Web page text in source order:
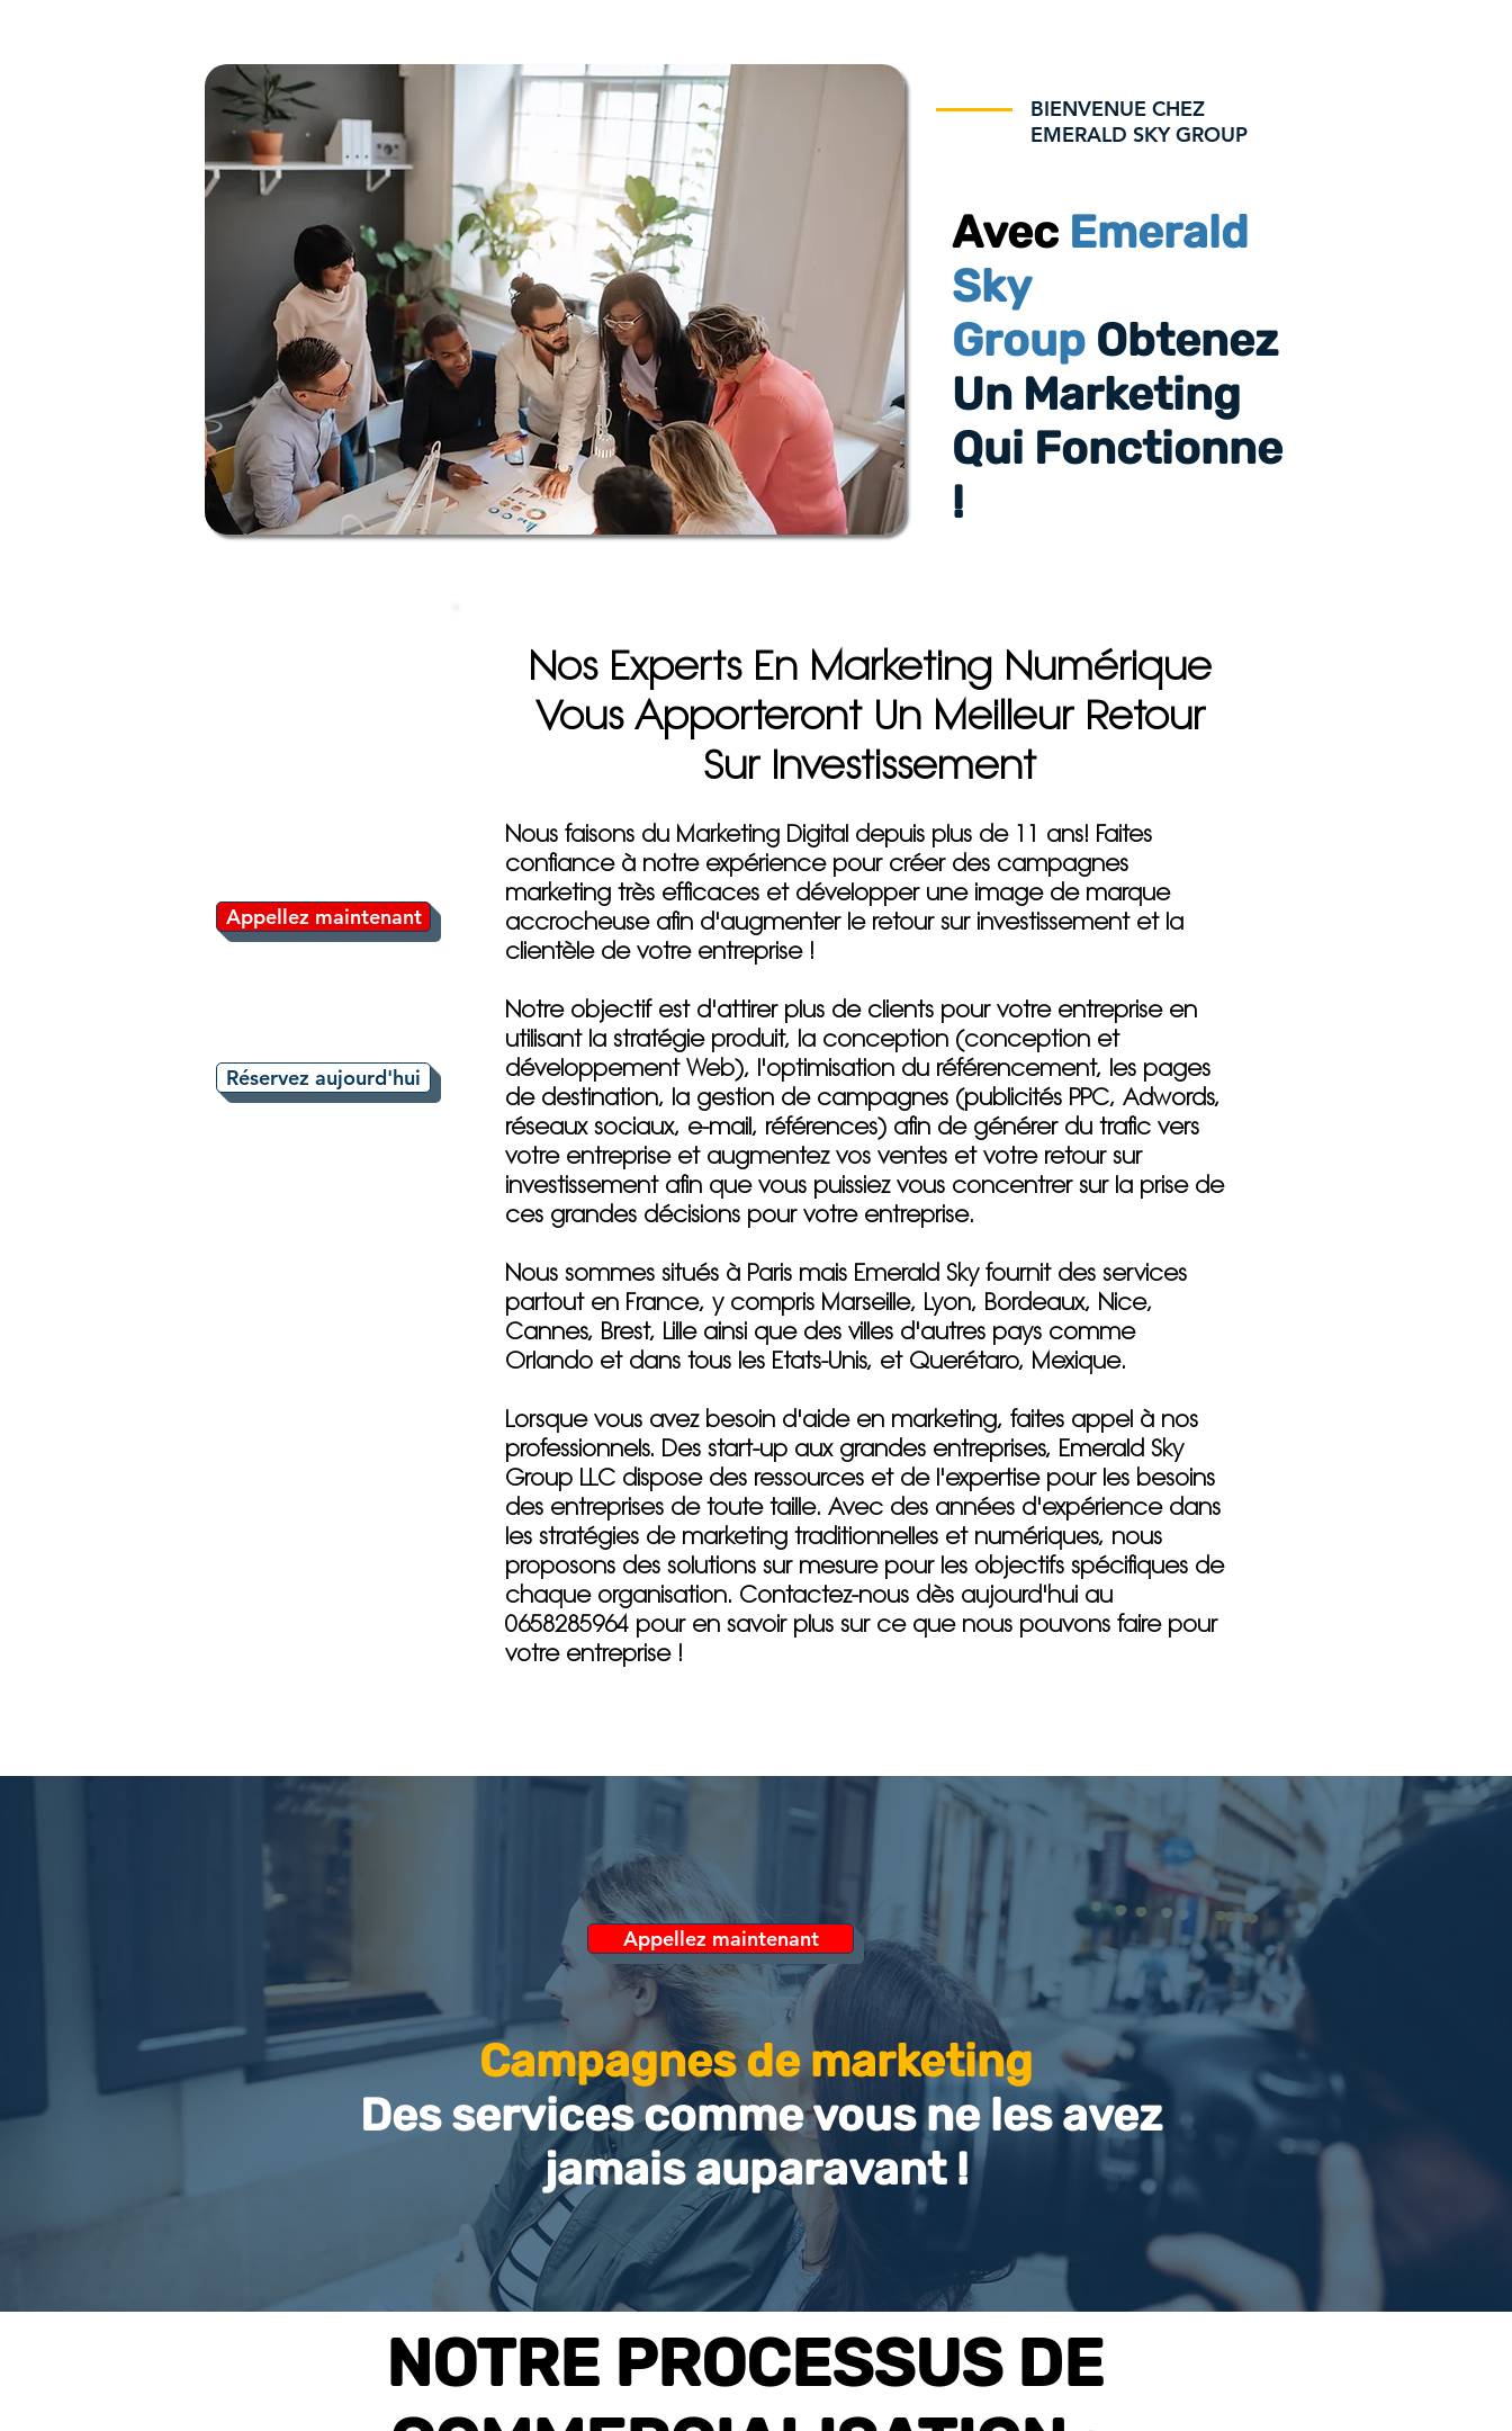
BIENVENUE CHEZ
EMERALD SKY GROUP
Avec Emerald
Sky
Group Obtenez
Un Marketing
Qui Fonctionne
!
Appellez maintenant
Réservez aujourd'hui
Nos Experts En Marketing Numérique
Vous Apporteront Un Meilleur Retour
Sur Investissement
Nous faisons du Marketing Digital depuis plus de 11 ans! Faites
confiance à notre expérience pour créer des campagnes
marketing très efficaces et développer une image de marque
accrocheuse afin d'augmenter le retour sur investissement et la
clientèle de votre entreprise !
Notre objectif est d'attirer plus de clients pour votre entrepriseen
utilisant la stratégie produit, la conception (conception et
développement Web), l'optimisation du référencement, les pages
de destination, la gestion de campagnes (publicités PPC, Adwords,
réseaux sociaux, e-mail, références) afin de générer du trafic vers
votre entreprise et augmentez vos ventes et votre retour sur
investissement afin que vous puissiez vous concentrer sur la prise de
ces grandes décisions pour votre entreprise.
Nous sommes situés à Paris mais Emerald Sky fournit des services
partout en France, y compris Marseille, Lyon, Bordeaux, Nice,
Cannes, Brest, Lille ainsi que des villes d'autres pays comme
Orlando et dans tous les Etats-Unis, et Querétaro, Mexique.
Lorsque vous avez besoin d'aide en marketing, faites appel à nos
professionnels. Des start-up aux grandes entreprises, Emerald Sky
Group LLC dispose des ressources et de l'expertise pour les besoins
des entreprises de toute taille. Avec des années d'expérience dans
les stratégies de marketing traditionnelles et numériques, nous
proposons des solutions sur mesure pour les objectifs spécifiques de
chaque organisation. Contactez-nous dès aujourd'hui au
0658285964 pour en savoir plus sur ce que nous pouvons faire pour
votre entreprise !
Appellez maintenant
Campagnes de marketing
Des services comme vous ne les avez
jamais auparavant !
NOTRE PROCESSUS DE